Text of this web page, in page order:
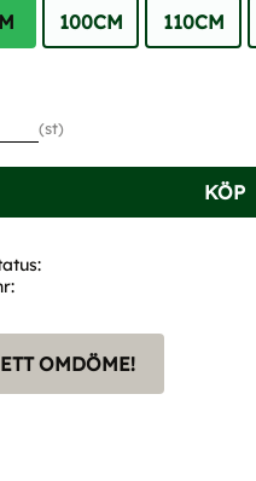
100CM 110CM
st
KÖP
OMDÖME!